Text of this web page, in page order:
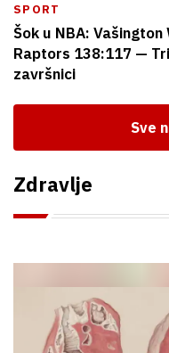
SPORT
Šok u NBA:
Raptors 138:117 —
završnici
Sve
Zdravlje